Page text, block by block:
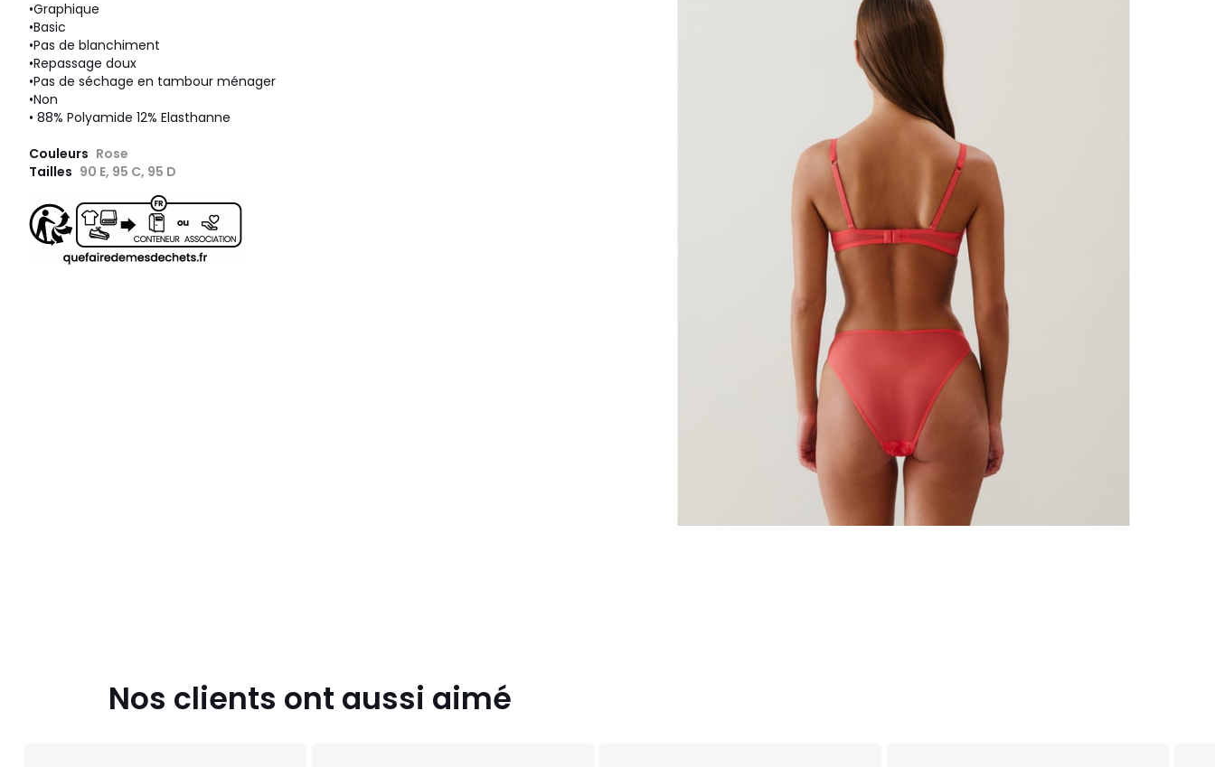
•Graphique
•Basic
•Pas de blanchiment
•Repassage doux
•Pas de séchage en tambour ménager
•Non
• 88% Polyamide 12% Elasthanne
Couleurs Rose
Tailles 90 E, 95 C, 95 D
Nos clients ont aussi aimé